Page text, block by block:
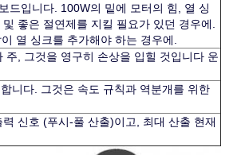
드입니다. 100W의 밑에 모터의 힘, 열 싱
좋은 절연제를 지킬 필요가 있던 경우에.
열 싱크를 추가해야 하는 경우에.
, 그것을 영구히 손상을 입힐 것입니다 운
니다. 그것은 속도 규칙과 역분개를 위한
신호 (푸시-풀 산출)이고, 최대 산출 현재